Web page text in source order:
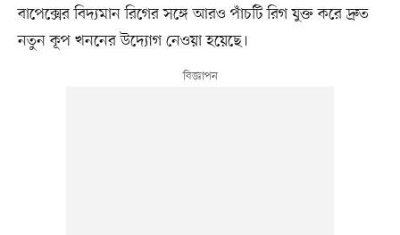
বাপেক্সের বিদ্যমান রিগের সঙ্গে আরও পাঁচটি রিগ যুক্ত করে দ্রুত
নতুন কূপ খননের উদ্যোগ নেওয়া হয়েছে।